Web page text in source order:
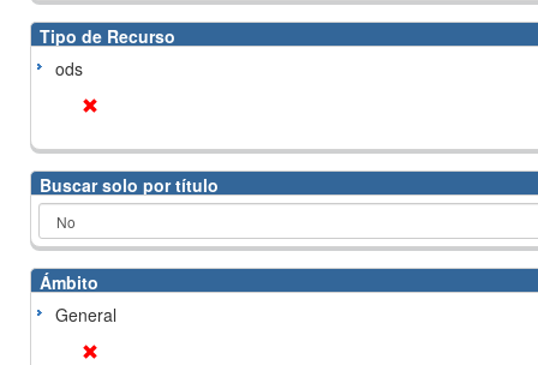
Tipo de Recurso
ods
Buscar solo por título
Ámbito
General